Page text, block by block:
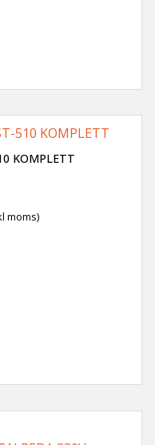
KOMPLETT
kr.
386 kr.
moms)